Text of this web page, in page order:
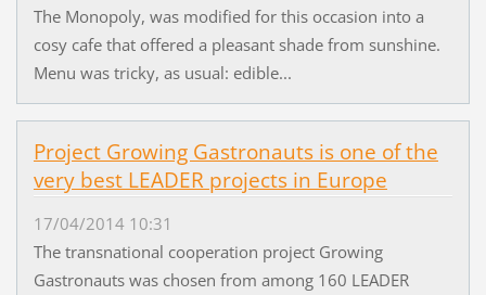
The Monopoly, was modified for this occasion into a
cosy cafe that offered a pleasant shade from sunshine.
Menu was tricky, as usual: edible...
Project Growing Gastronauts is one of the
very best LEADER projects in Europe
17/04/2014 10:31
The transnational cooperation project Growing
Gastronauts was chosen from among 160 LEADER